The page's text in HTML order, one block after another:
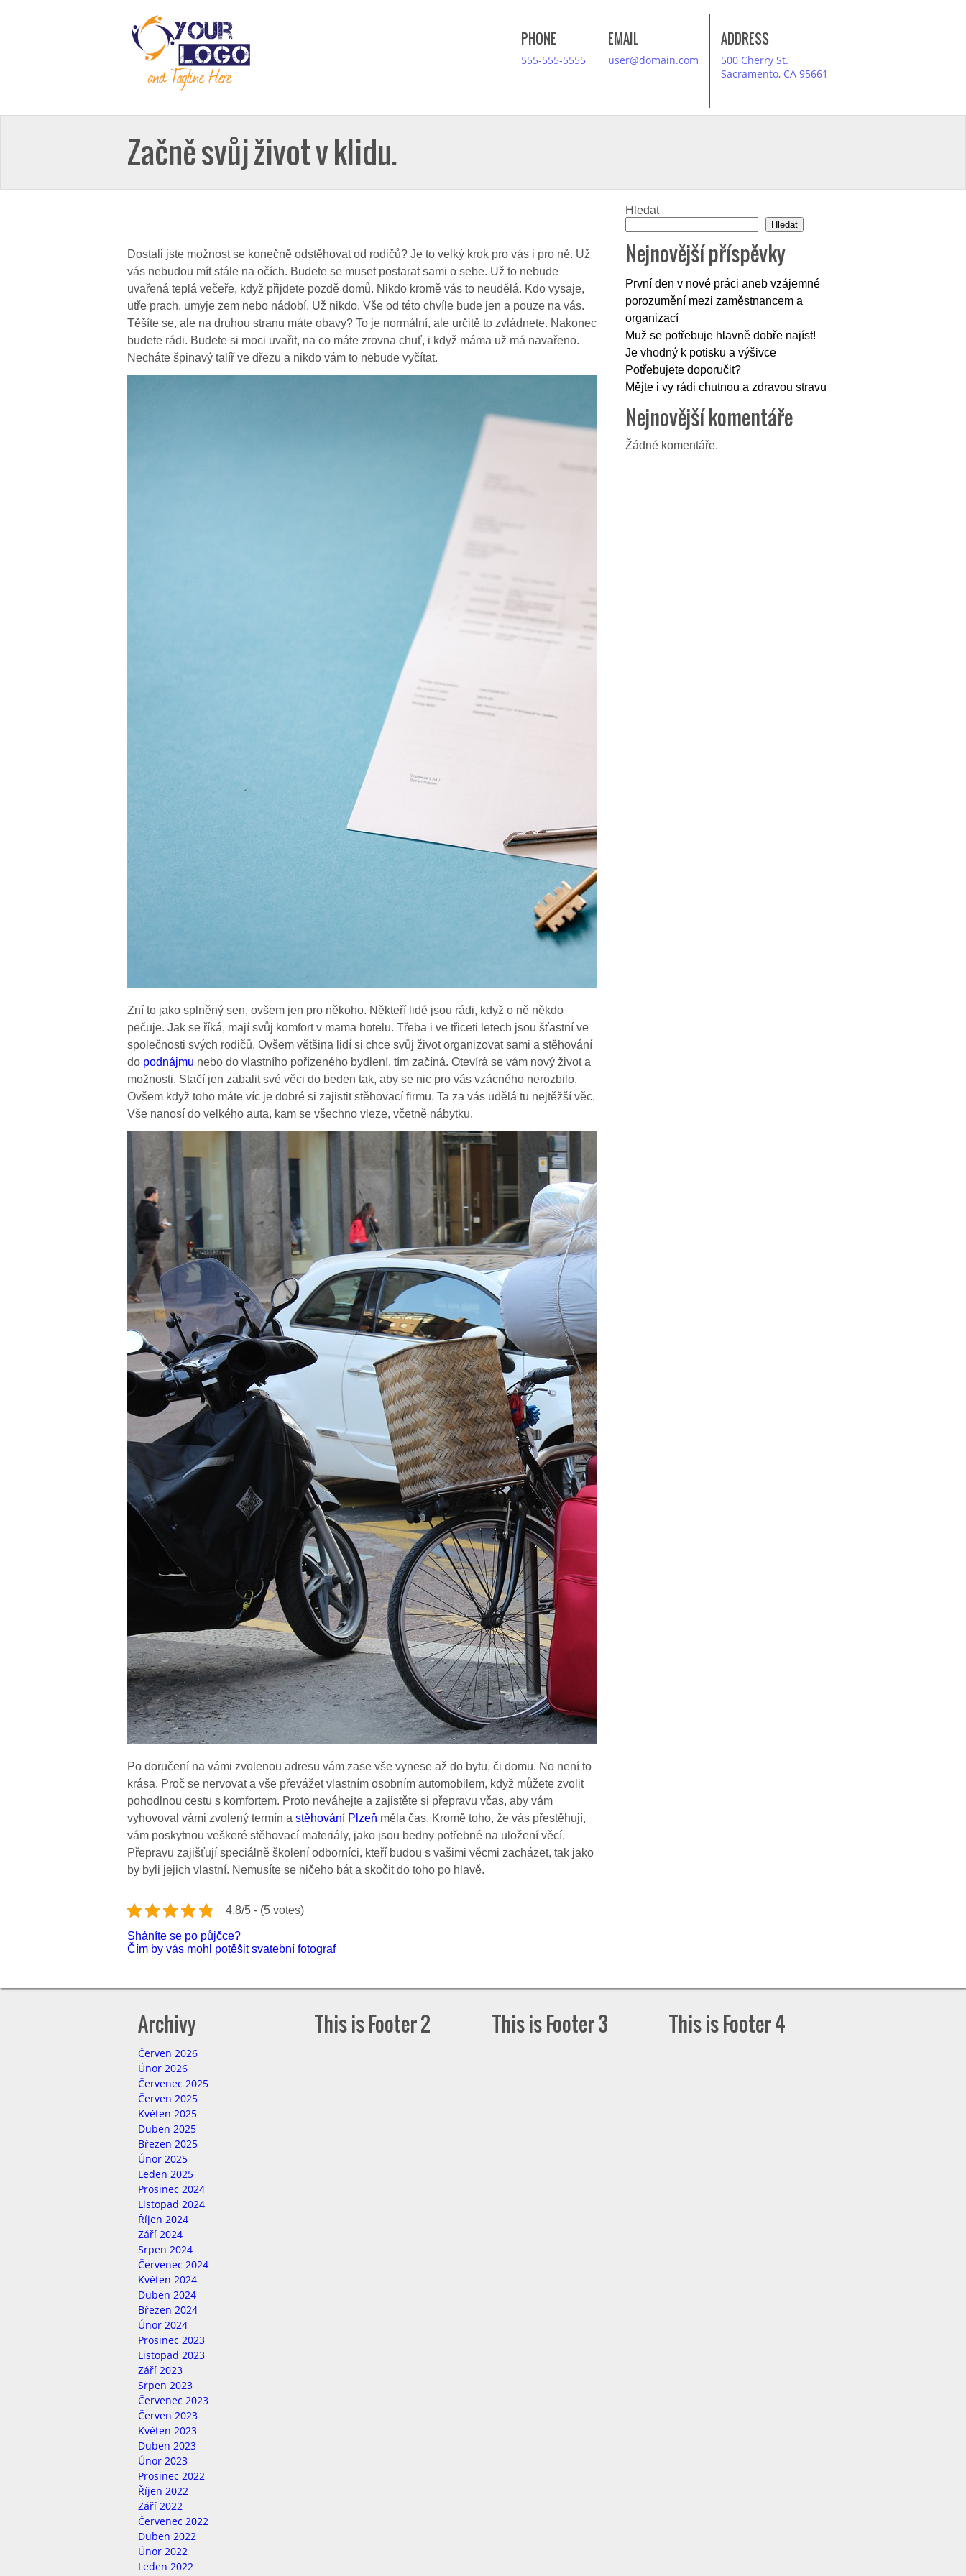
ADDRESS
500 Cherry St.
Sacramento, CA 95661
EMAIL
user@domain.com
PHONE
555-555-5555
Začně svůj život v klidu.
Dostali jste možnost se konečně odstěhovat od rodičů? Je to velký krok pro vás i pro ně. Už
vás nebudou mít stále na očích. Budete se muset postarat sami o sebe. Už to nebude
uvařená teplá večeře, když přijdete pozdě domů. Nikdo kromě vás to neudělá. Kdo vysaje,
utře prach, umyje zem nebo nádobí. Už nikdo. Vše od této chvíle bude jen a pouze na vás.
Těšíte se, ale na druhou stranu máte obavy? To je normální, ale určitě to zvládnete. Nakonec
budete rádi. Budete si moci uvařit, na co máte zrovna chuť, i když máma už má navařeno.
Necháte špinavý talíř ve dřezu a nikdo vám to nebude vyčítat.
Zní to jako splněný sen, ovšem jen pro někoho. Někteří lidé jsou rádi, když o ně někdo
pečuje. Jak se říká, mají svůj komfort v mama hotelu. Třeba i ve třiceti letech jsou šťastní ve
společnosti svých rodičů. Ovšem většina lidí si chce svůj život organizovat sami a stěhování
do podnájmu nebo do vlastního pořízeného bydlení, tím začíná. Otevírá se vám nový život a
možnosti. Stačí jen zabalit své věci do beden tak, aby se nic pro vás vzácného nerozbilo.
Ovšem když toho máte víc je dobré si zajistit stěhovací firmu. Ta za vás udělá tu nejtěžší věc.
Vše nanosí do velkého auta, kam se všechno vleze, včetně nábytku.
Po doručení na vámi zvolenou adresu vám zase vše vynese až do bytu, či domu. No není to
krása. Proč se nervovat a vše převážet vlastním osobním automobilem, když můžete zvolit
pohodlnou cestu s komfortem. Proto neváhejte a zajistěte si přepravu včas, aby vám
vyhovoval vámi zvolený termín a stěhování Plzeň měla čas. Kromě toho, že vás přestěhují,
vám poskytnou veškeré stěhovací materiály, jako jsou bedny potřebné na uložení věcí.
Přepravu zajišťují speciálně školení odborníci, kteří budou s vašimi věcmi zacházet, tak jako
by byli jejich vlastní. Nemusíte se ničeho bát a skočit do toho po hlavě.
4.8/5 - (5 votes)
Navigace
pro
příspěvek
Sháníte se po půjčce?
Čím by vás mohl potěšit svatební fotograf
Hledat
Hledat
Nejnovější příspěvky
První den v nové práci aneb vzájemné
porozumění mezi zaměstnancem a
organizací
Muž se potřebuje hlavně dobře najíst!
Je vhodný k potisku a výšivce
Potřebujete doporučit?
Mějte i vy rádi chutnou a zdravou stravu
Nejnovější komentáře
Žádné komentáře.
Archivy
Červen 2026
Únor 2026
Červenec 2025
Červen 2025
Květen 2025
Duben 2025
Březen 2025
Únor 2025
Leden 2025
Prosinec 2024
Listopad 2024
Říjen 2024
Září 2024
Srpen 2024
Červenec 2024
Květen 2024
Duben 2024
Březen 2024
Únor 2024
Prosinec 2023
Listopad 2023
Září 2023
Srpen 2023
Červenec 2023
Červen 2023
Květen 2023
Duben 2023
Únor 2023
Prosinec 2022
Říjen 2022
Září 2022
Červenec 2022
Duben 2022
Únor 2022
Leden 2022
This is Footer 2 This is Footer 3 This is Footer 4